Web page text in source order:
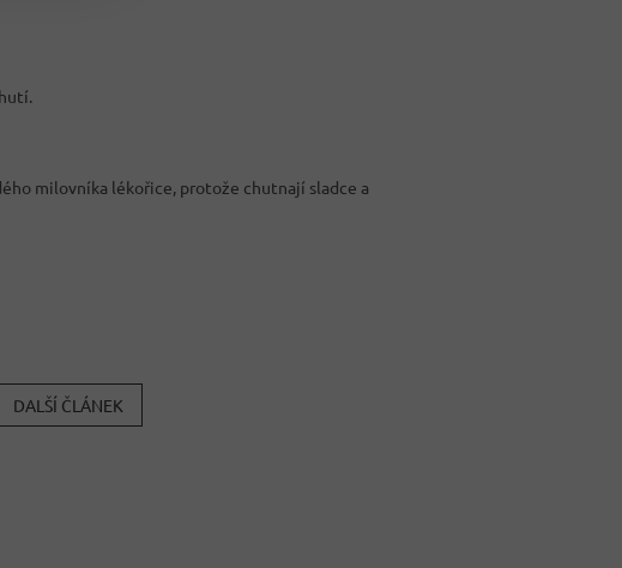
milovníka lékořice, protože chutnají sladce a
DALŠÍ ČLÁNEK